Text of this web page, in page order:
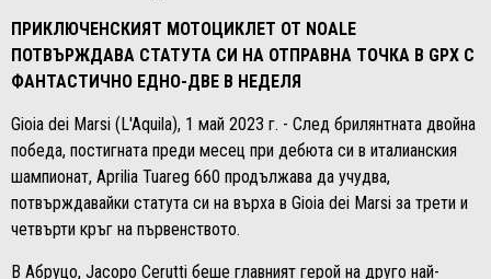
ПРИКЛЮЧЕНСКИЯТ МОТОЦИКЛЕТ ОТ NOALE
ПОТВЪРЖДАВА СТАТУТА СИ НА ОТПРАВНА ТОЧКА В GPX С
ФАНТАСТИЧНО ЕДНО-ДВЕ В НЕДЕЛЯ
Gioia dei Marsi (L'Aquila), 1 май 2023 г. - След брилянтната двойна
победа, постигната преди месец при дебюта си в италианския
шампионат, Aprilia Tuareg 660 продължава да учудва,
потвърждавайки статута си на върха в Gioia dei Marsi за трети и
четвърти кръг на първенството.
В Абруцо, Jacopo Cerutti беше главният герой на друго най-